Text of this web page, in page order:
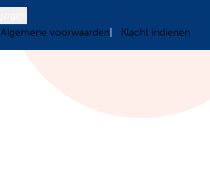
Algemene voorwaarden Klacht indienen